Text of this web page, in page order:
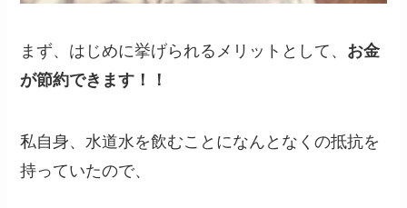
まず、はじめに挙げられるメリットとして、 お金
が節約できます！！
私自身、水道水を飲むことになんとなくの抵抗を
持っていたので、